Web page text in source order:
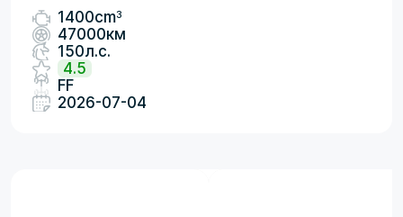
1400cm3
47000км
150л.с.
4.5
FF
2026-07-04